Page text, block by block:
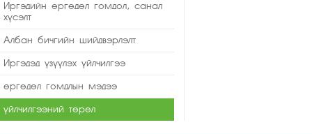
Иргэдийн өргөдөл гомдол, санал
хүсэлт
Албан бичгийн шийдвэрлэлт
Иргэдэд үзүүлэх үйлчилгээ
өргөдөл гомдлын мэдээ
үйлчилгээний төрөл